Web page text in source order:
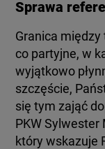
Sprawa
Granica
co partyjne, w
wyjątkowo
szczęście,
się tym zająć
PKW Sylwester
który wskazuje